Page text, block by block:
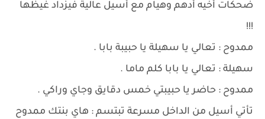
ضحكات أخيه أدهم وهيام مع أسيل عالية فيزداد غيظها
!!!
ممدوح : تعالي يا سهيلة يا حبيبة بابا .
سهيلة : تعالي يا بابا كلم ماما .
ممدوح : حاضر يا حبيبتي خمس دقايق وجاي وراكي .
تأتي أسيل من الداخل مسرعة تبتسم : هاي بنتك ممدوح